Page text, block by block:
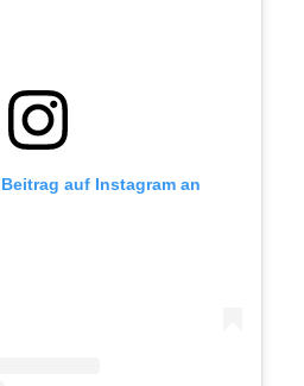
auf Instagram an